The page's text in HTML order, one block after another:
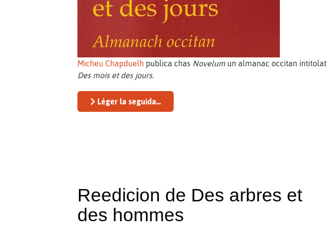
Micheu Chapduelh publica chas Novelum un almanac occitan intitolat
Des mois et des jours.
Léger la seguida...
Reedicion de Des arbres et
des hommes